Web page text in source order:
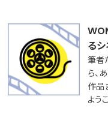
るシ
筆者
ら、
作品
よう